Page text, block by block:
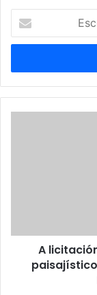
correo
A